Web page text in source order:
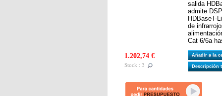
salida
admite
HDBaseT-
de
Cat 6/6a
1.202,74 €
Stock : 3
Añadir a la
Descripción